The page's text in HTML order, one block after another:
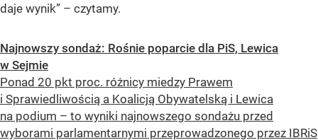
daje wynik” – czytamy.
Najnowszy sondaż: Rośnie poparcie dla PiS, Lewica
w Sejmie
Ponad 20 pkt proc. różnicy miedzy Prawem
i Sprawiedliwością a Koalicją Obywatelską i Lewica
na podium – to wyniki najnowszego sondażu przed
wyborami parlamentarnymi przeprowadzonego przez IBRiS